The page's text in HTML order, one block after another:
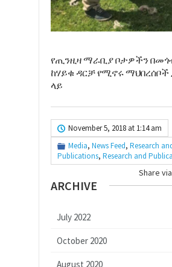
የጢንዚዛ ማራቢያ ቦታዎችን
ከሃይቁ ዳርቻ የሚኖሩ
ላይ
November 5, 2018 at 1:14 am
Media, News Feed, Research
Publications, Research and
Share
ARCHIVE
July 2022
October 2020
August 2020